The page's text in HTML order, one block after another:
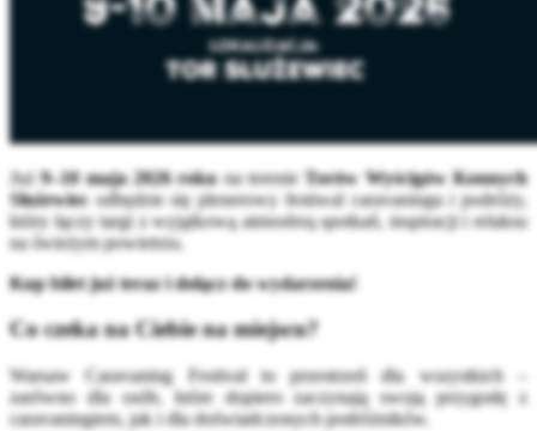
Już9–10 maja 2026 rokuna terenie Torów Wyścigów Konnych
Służewiec odbędzie się plenerowy festiwal caravaningu i podróży,
który łączy targi z wyjątkową atmosferą spotkań, inspiracji i relaksu
na świeżym powietrzu.
Kup bilet już teraz i dołącz do wydarzenia!
Co czeka na Ciebie na miejscu?
Warsaw Caravaning Festival to przestrzeń dla wszystkich –
zarówno dla osób, które dopiero zaczynają swoją przygodę z
caravaningiem, jak i dla doświadczonych podróżników.